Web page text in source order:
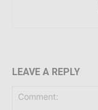
LEAVE A REPLY